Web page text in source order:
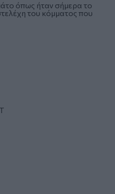
όπως ήταν σήμερα το
του κόμματος που